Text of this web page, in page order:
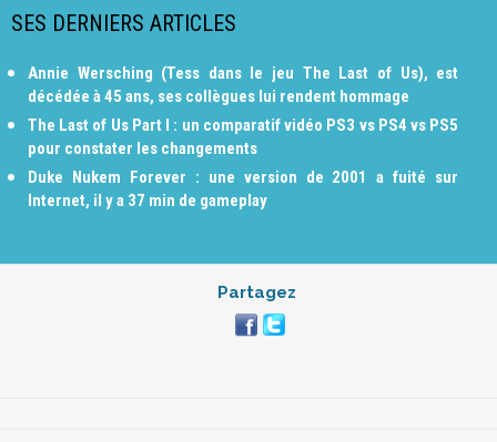
SES DERNIERS ARTICLES
Annie Wersching (Tess dans le jeu The Last of Us), est
décédée à 45 ans, ses collègues lui rendent hommage
The Last of Us Part I : un comparatif vidéo PS3 vs PS4 vs PS5
pour constater les changements
Duke Nukem Forever : une version de 2001 a fuité sur
Internet, il y a 37 min de gameplay
Partagez